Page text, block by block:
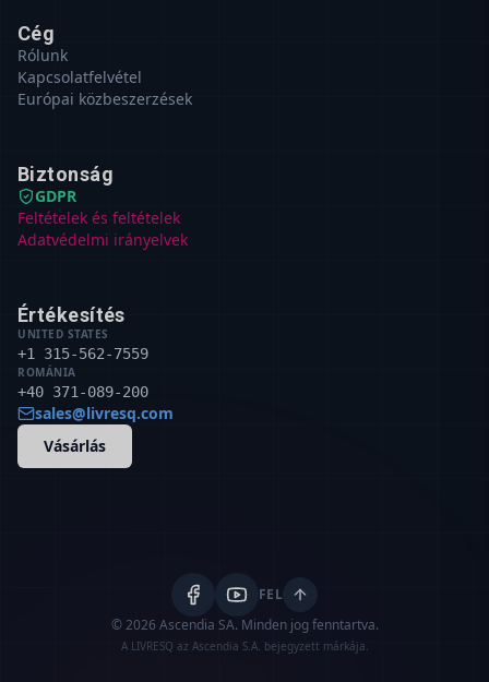
Cég
Rólunk
Kapcsolatfelvétel
Európai közbeszerzések
Biztonság
GDPR
Feltételek és feltételek
Adatvédelmi irányelvek
Értékesítés
UNITED STATES
+1 315-562-7559
ROMÁNIA
+40 371-089-200
sales@livresq.com
Vásárlás
FEL
© 2026 Ascendia SA. Minden jog fenntartva.
A LIVRESQ az Ascendia S.A. bejegyzett márkája.